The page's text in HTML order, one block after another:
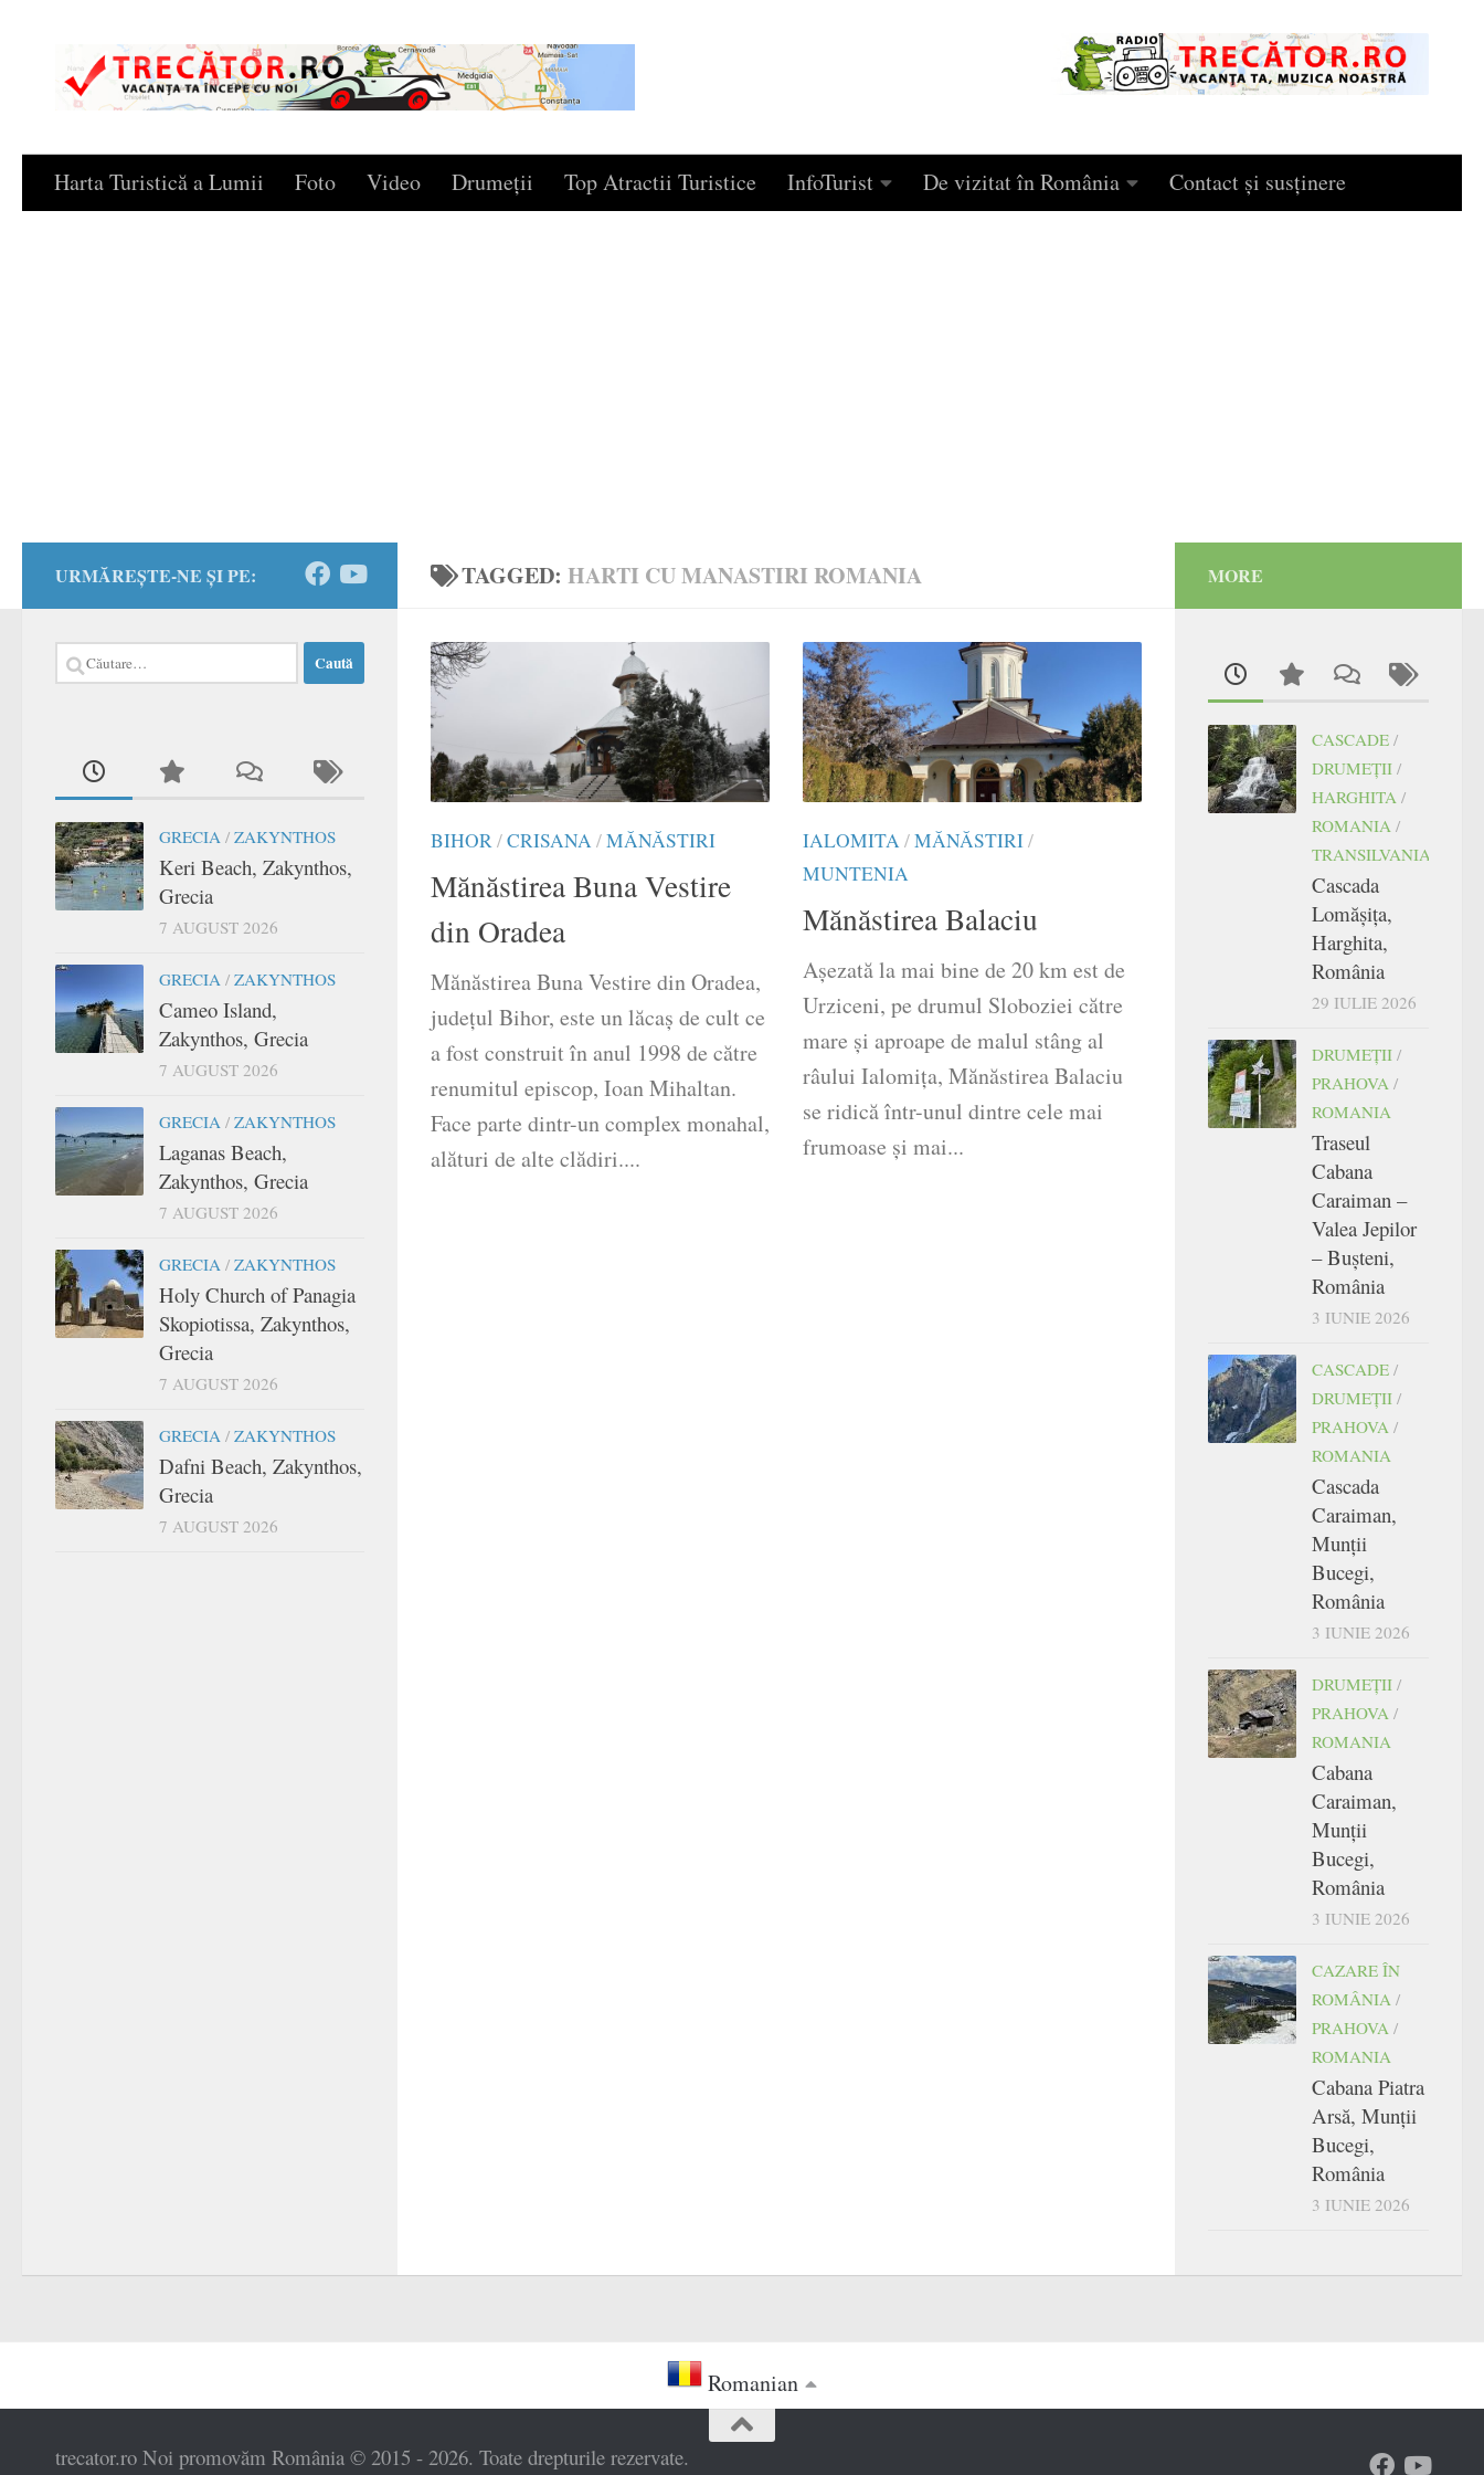
Skip to content
Harta Turistică a Lumii Foto Video Drumeţii Top Atractii Turistice InfoTurist De vizitat în România Contact și susținere
TAGGED: HARTI CU MANASTIRI ROMANIA
BIHOR/CRISANA/MĂNĂSTIRI
Mănăstirea Buna Vestire
din Oradea
Mănăstirea Buna Vestire din Oradea,
județul Bihor, este un lăcaş de cult ce
a fost construit în anul 1998 de către
renumitul episcop, Ioan Mihaltan.
Face parte dintr-un complex monahal,
alături de alte clădiri....
IALOMITA/MĂNĂSTIRI/
MUNTENIA
Mănăstirea Balaciu
Așezată la mai bine de 20 km est de
Urziceni, pe drumul Sloboziei către
mare și aproape de malul stâng al
râului Ialomița, Mănăstirea Balaciu
se ridică într-unul dintre cele mai
frumoase și mai...
URMĂREȘTE-NE ȘI PE:
Caută
după:
GRECIA / ZAKYNTHOS
Keri Beach, Zakynthos,
Grecia
7 AUGUST 2026
GRECIA / ZAKYNTHOS
Cameo Island,
Zakynthos, Grecia
7 AUGUST 2026
GRECIA / ZAKYNTHOS
Laganas Beach,
Zakynthos, Grecia
7 AUGUST 2026
GRECIA / ZAKYNTHOS
Holy Church of Panagia
Skopiotissa, Zakynthos,
Grecia
7 AUGUST 2026
GRECIA / ZAKYNTHOS
Dafni Beach, Zakynthos,
Grecia
7 AUGUST 2026
MORE
CASCADE /
DRUMEŢII /
HARGHITA /
ROMANIA /
TRANSILVANIA
Cascada
Lomășița,
Harghita,
România
29 IULIE 2026
DRUMEŢII /
PRAHOVA /
ROMANIA
Traseul
Cabana
Caraiman –
Valea Jepilor
– Bușteni,
România
3 IUNIE 2026
CASCADE /
DRUMEŢII /
PRAHOVA /
ROMANIA
Cascada
Caraiman,
Munții
Bucegi,
România
3 IUNIE 2026
DRUMEŢII /
PRAHOVA /
ROMANIA
Cabana
Caraiman,
Munții
Bucegi,
România
3 IUNIE 2026
CAZARE ÎN
ROMÂNIA /
PRAHOVA /
ROMANIA
Cabana Piatra
Arsă, Munții
Bucegi,
România
3 IUNIE 2026
Romanian
trecator.ro Noi promovăm România © 2015 - 2026. Toate drepturile rezervate.